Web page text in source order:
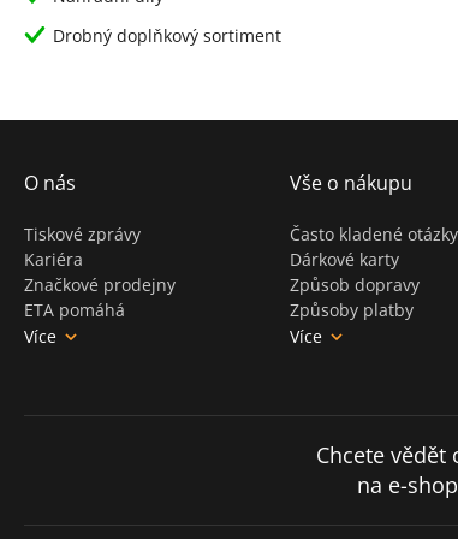
Drobný doplňkový sortiment
O nás
Tiskové zprávy
Kariéra
Značkové prodejny
ETA pomáhá
Více
Vše o nákupu
Často kladené otázky
Dárkové karty
Způsob dopravy
Způsoby platby
Více
Chcete vědět
na e-